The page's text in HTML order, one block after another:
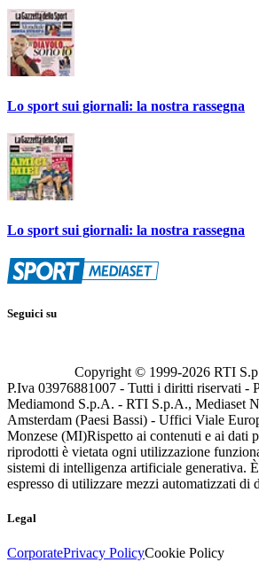
Lo sport sui giornali: la nostra rassegna
Lo sport sui giornali: la nostra rassegna
Seguici su
Copyright © 1999-2026 RTI
P.Iva 03976881007 - Tutti i diritti riservati -
Mediamond S.p.A. - RTI S.p.A., Mediaset
Amsterdam (Paesi Bassi) - Uffici Viale
Monzese (MI)Rispetto ai contenuti e ai dati
riprodotti è vietata ogni utilizzazione
sistemi di intelligenza artificiale generativa.
espresso di utilizzare mezzi automatizzati di
Legal
CorporatePrivacy PolicyCookie Policy